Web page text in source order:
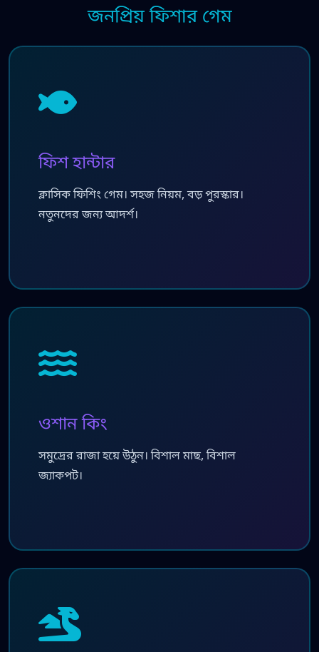
জনপ্রিয় ফিশার গেম
ফিশ হান্টার
ক্লাসিক ফিশিং গেম। সহজ নিয়ম, বড় পুরস্কার।
নতুনদের জন্য আদর্শ।
ওশান কিং
সমুদ্রের রাজা হয়ে উঠুন। বিশাল মাছ, বিশাল
জ্যাকপট।